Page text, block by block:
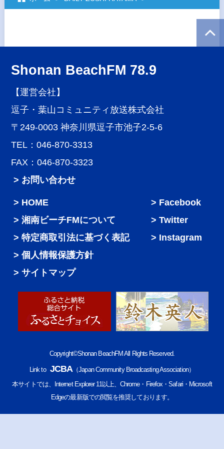
Shonan BeachFM 78.9
【運営会社】
逗子・葉山コミュニティ放送株式会社
〒249-0003 神奈川県逗子市池子2-5-6
TEL：046-870-3313
FAX：046-870-3323
> お問い合わせ
HOME
湘南ビーチFMについて
特定商取引法に基づく表記
個人情報保護方針
サイトマップ
Facebook
Twitter
Instagram
Copyright©Shonan BeachFM All Rights Reserved.
Link to JCBA（Japan Community Broadcasting Association）
本サイトでは、Internet Explorer 11以上、Chrome・Firefox・Safari・Microsoft
Edgeの最新版での閲覧を推奨しております。